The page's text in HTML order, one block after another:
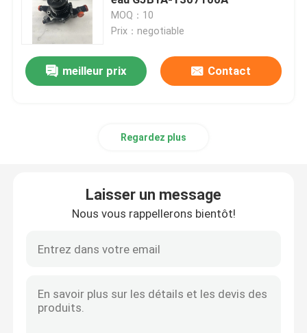
Pièces détachées
Pièces détachées Komatsu
Filtres pour équipements de construction
Pièces de rechange de XCMG
Pièces détachées Sinotruk
MOQ：10
Prix：negotiable
meilleur prix Contact
Regardez plus
Laisser un message
Nous vous rappellerons bientôt!